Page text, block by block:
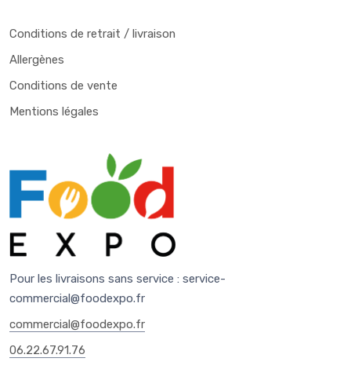
Conditions de retrait / livraison
Allergènes
Conditions de vente
Mentions légales
Pour les livraisons sans service : service-
commercial@foodexpo.fr
commercial@foodexpo.fr
06.22.67.91.76